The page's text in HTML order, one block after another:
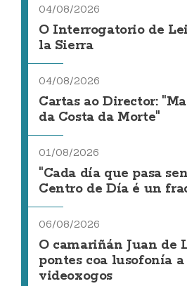
04/08/2026
O Interrogatorio de
la Sierra
04/08/2026
Cartas ao Director:
da Costa da Morte"
01/08/2026
"Cada día que pasa
Centro de Día é un
06/08/2026
O camariñán Juan de
pontes coa lusofonía
videoxogos